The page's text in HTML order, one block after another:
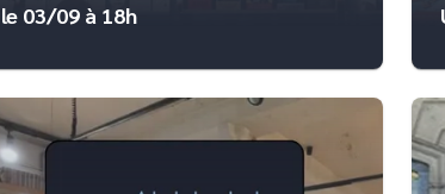
le 03/09 à 18h